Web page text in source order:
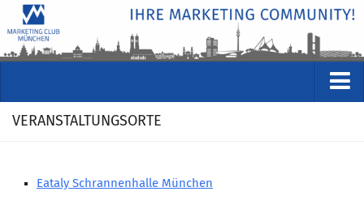
VERANSTALTUNGEN
VERANSTALTUNGSORTE
Eataly Schrannenhalle München